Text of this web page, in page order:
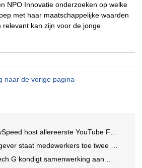
NPO Innovatie onderzoeken op welke
met haar maatschappelijke waarden
kan zijn voor de jonge
naar de vorige pagina
host allereerste YouTube FIFA Creator Cup
staat medewerkers toe twee dagen betaald te gamen
samenwerking aan met Call of Duty: Modern Warfare 4